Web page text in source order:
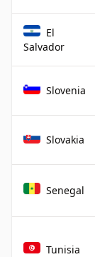
El
Salvador
Slovenia
Slovakia
Senegal
Tunisia